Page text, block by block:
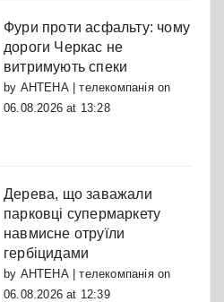
Фури проти асфальту: чому
дороги Черкас не
витримують спеки
by АНТЕНА | телекомпаніяon
06.08.2026 at 13:28
Дерева, що заважали
парковці супермаркету
навмисне отруїли
гербіцидами
by АНТЕНА | телекомпаніяon
06.08.2026 at 12:39